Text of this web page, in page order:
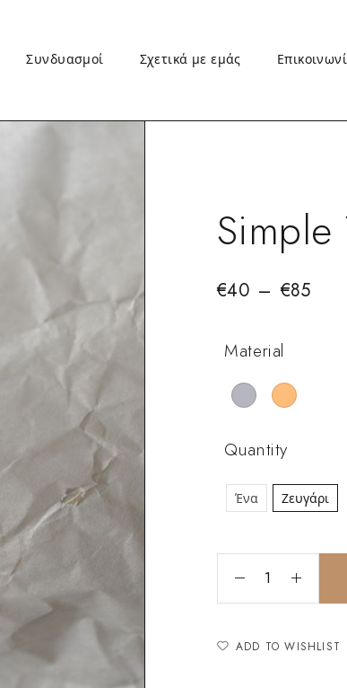
Συνδυασμοί Σχετικά με εμάς
Simple
€40 – €85
Material
Quantity
Ένα Ζευγάρι
ADD TO WISHLIST